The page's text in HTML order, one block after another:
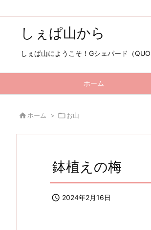
しぇぱ山から
しぇぱ山にようこそ！Gシェパード（
ホーム
 ホーム > お山
鉢植えの梅
 2024年2月16日